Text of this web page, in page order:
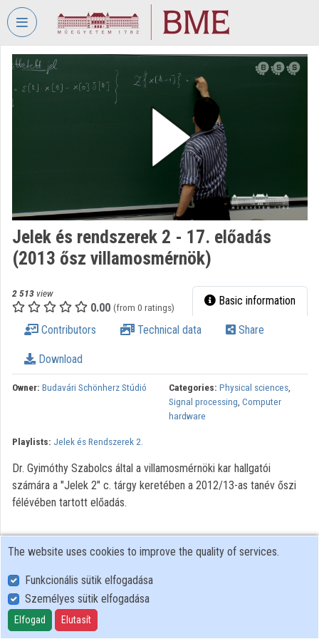
Skip header Skip menu
VIDEO
Organization home
Log In
Categories
Organization playlists
Organizations
Contributors
Jelek és rendszerek 2 - 17. előadás
(2013 ősz villamosmérnök)
2 513 view
0.00 (from 0 ratings) Basic information
Contributors Technical data Share
Download
Owner: Budavári Schönherz Stúdió Categories: Physical sciences,
Signal processing, Computer
hardware
Playlists: Jelek és Rendszerek 2.
Dr. Gyimóthy Szabolcs által a villamosmérnöki kar hallgatói
számára a "Jelek 2" c. tárgy keretében a 2012/13-as tanév őszi
félévében tartott előadás.
User Policy
Adatkezelési tájékoztató (en)
Cookie Policy
The website uses cookies to improve the quality of services.
Funkcionális sütik elfogadása
Személyes sütik elfogadása
Elfogad Elutasít